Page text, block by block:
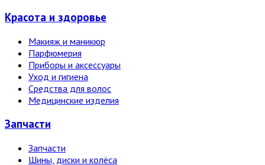
Красота и здоровье
Макияж и маникюр
Парфюмерия
Приборы и аксессуары
Уход и гигиена
Средства для волос
Медицинские изделия
Запчасти
Запчасти
Шины, диски и колёса